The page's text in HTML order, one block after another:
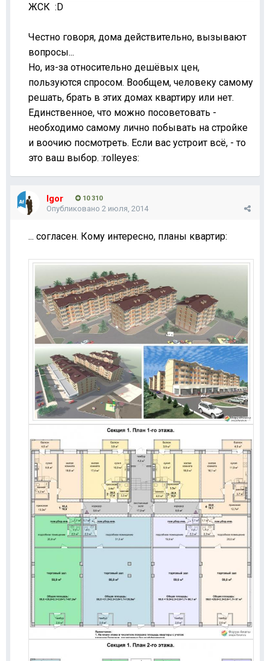
ЖСК :D
Честно говоря, дома действительно, вызывают
вопросы...
Но, из-за относительно дешёвых цен,
пользуются спросом. Вообщем, человеку самому
решать, брать в этих домах квартиру или нет.
Единственное, что можно посоветовать -
необходимо самому лично побывать на стройке
и воочию посмотреть. Если вас устроит всё, - то
это ваш выбор. :rolleyes:
Igor 10 310
Опубликовано 2 июля, 2014
... согласен. Кому интересно, планы квартир: